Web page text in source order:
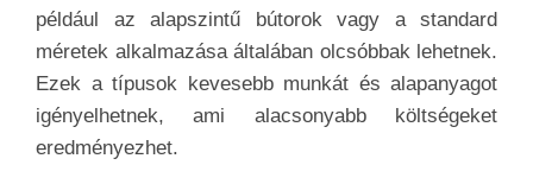
például az alapszintű bútorok vagy a standard
méretek alkalmazása általában olcsóbbak lehetnek.
Ezek a típusok kevesebb munkát és alapanyagot
igényelhetnek, ami alacsonyabb költségeket
eredményezhet.